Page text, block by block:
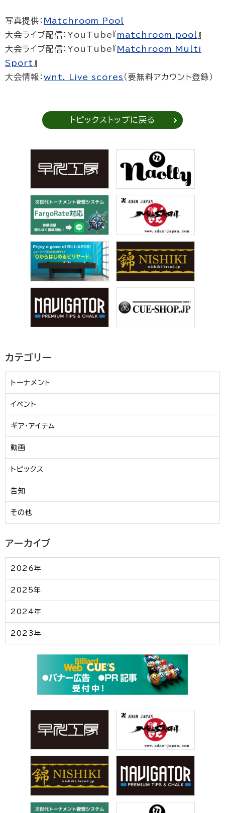
写真提供： Matchroom Pool
大会ライブ配信：YouTube『matchroom pool
』
大会ライブ配信：YouTube『Matchroom Multi
Sport 』
大会情報： wnt. Live scores （要無料アカウント登録）
トピックストップに戻る
カテゴリー
トーナメント
イベント
ギア・アイテム
動画
トピックス
告知
その他
アーカイブ
2026年
2025年
2024年
2023年